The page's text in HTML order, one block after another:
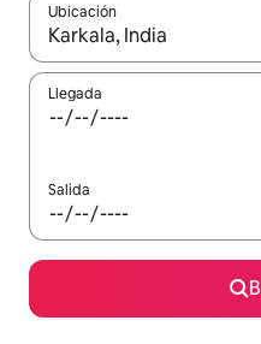
Ubicación
Cuando los resultados
Llegada
Salida